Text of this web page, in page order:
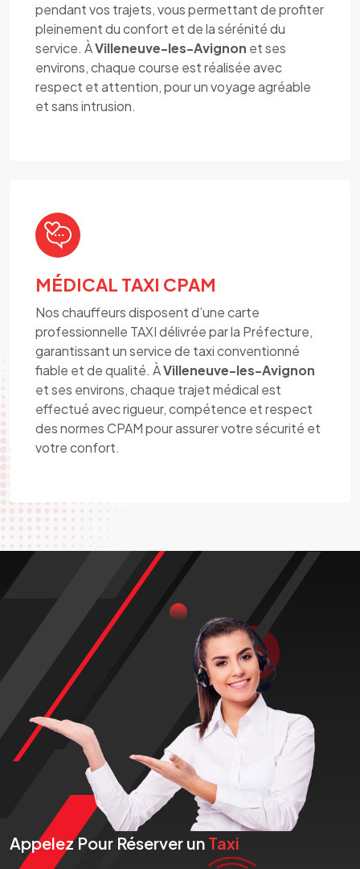
pendant vos trajets, vous permettant de profiter
pleinement du confort et de la sérénité du
service. ÀVilleneuve-les-Avignon et ses
environs, chaque course est réalisée avec
respect et attention, pour un voyage agréable
et sans intrusion.
MÉDICAL TAXI CPAM
Nos chauffeurs disposent d’une carte
professionnelle TAXI délivrée par la Préfecture,
garantissant un service de taxi conventionné
fiable et de qualité. ÀVilleneuve-les-Avignon
et ses environs, chaque trajet médical est
effectué avec rigueur, compétence et respect
des normes CPAM pour assurer votre sécurité et
votre confort.
Appelez Pour Réserver un Taxi